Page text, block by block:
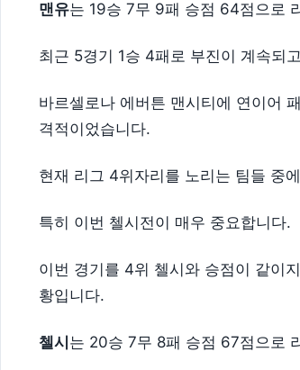
맨유는 19승 7무 9패 승점 64점으로
최근 5경기 1승 4패로 부진이 계속되
바르셀로나 에버튼 맨시티에 연이어
격적이었습니다.
현재 리그 4위자리를 노리는 팀들 중
특히 이번 첼시전이 매우 중요합니다.
이번 경기를 4위 첼시와 승점이 같이
황입니다.
첼시는 20승 7무 8패 승점 67점으로